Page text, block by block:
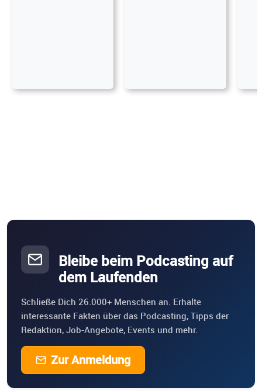
Bleibe beim Podcasting auf
dem Laufenden
Schließe Dich 26.000+ Menschen an. Erhalte
interessante Fakten über das Podcasting, Tipps der
Redaktion, Job-Angebote, Events und mehr.
Zur Anmeldung